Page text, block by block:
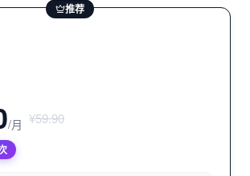
推荐
/月 ¥59.90